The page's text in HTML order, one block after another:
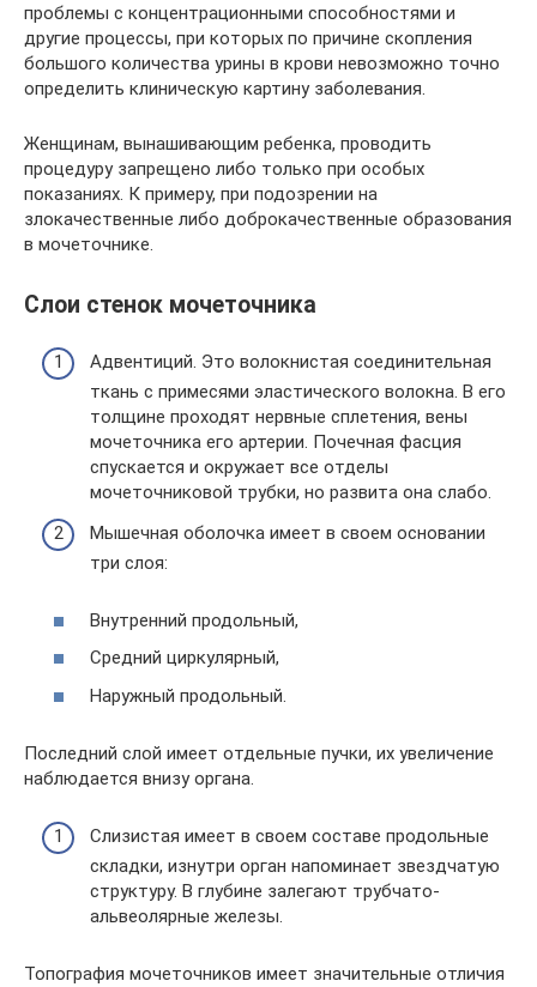
проблемы с концентрационными способностями и
другие процессы, при которых по причине скопления
большого количества урины в крови невозможно точно
определить клиническую картину заболевания.
Женщинам, вынашивающим ребенка, проводить
процедуру запрещено либо только при особых
показаниях. К примеру, при подозрении на
злокачественные либо доброкачественные образования
в мочеточнике.
Слои стенок мочеточника
Адвентиций. Это волокнистая соединительная
ткань с примесями эластического волокна. В его
толщине проходят нервные сплетения, вены
мочеточника его артерии. Почечная фасция
спускается и окружает все отделы
мочеточниковой трубки, но развита она слабо.
Мышечная оболочка имеет в своем основании
три слоя:
Внутренний продольный,
Средний циркулярный,
Наружный продольный.
Последний слой имеет отдельные пучки, их увеличение
наблюдается внизу органа.
Слизистая имеет в своем составе продольные
складки, изнутри орган напоминает звездчатую
структуру. В глубине залегают трубчато-
альвеолярные железы.
Топография мочеточников имеет значительные отличия